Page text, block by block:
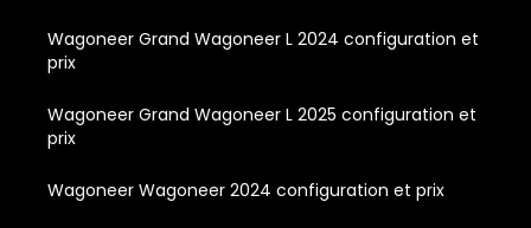
Wagoneer Grand Wagoneer L 2024 configuration et
prix
Wagoneer Grand Wagoneer L 2025 configuration et
prix
Wagoneer Wagoneer 2024 configuration et prix